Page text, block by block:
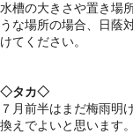
水槽の大きさや置き場
うな場所の場合、日蔭
けてください。
◇タカ◇
７月前半はまだ梅雨明
換えでよいと思います。